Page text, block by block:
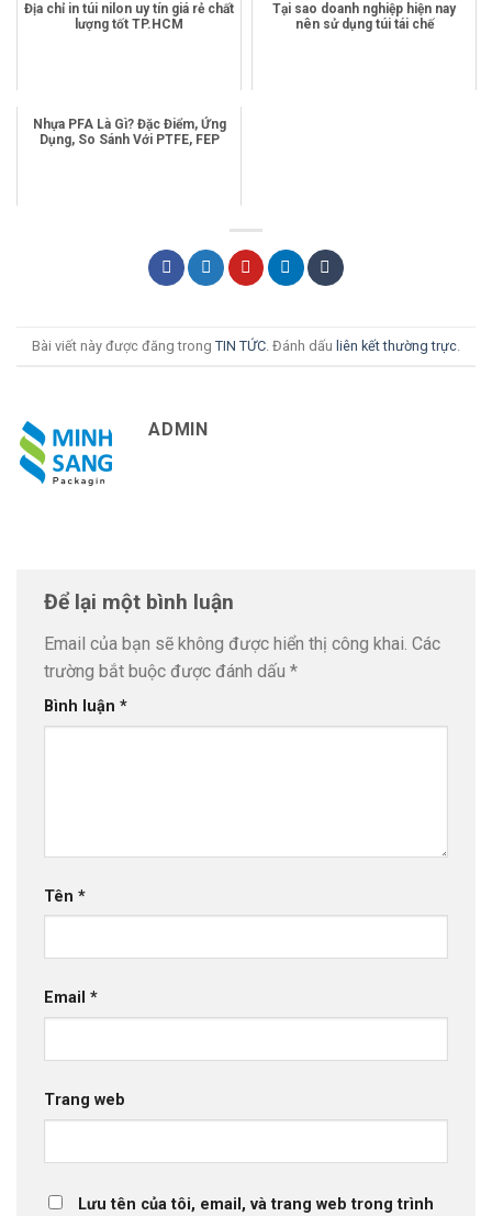
Địa chỉ in túi nilon uy tín giá rẻ chất
lượng tốt TP.HCM
Tại sao doanh nghiệp hiện nay
nên sử dụng túi tái chế
Nhựa PFA Là Gì? Đặc Điểm, Ứng
Dụng, So Sánh Với PTFE, FEP
Bài viết này được đăng trong TIN TỨC . Đánh dấu liên kết thường trực
ADMIN
Để lại một bình luận
Email của bạn sẽ không được hiển thị công khai. Các
trường bắt buộc được đánh dấu *
Bình luận *
Tên *
Email *
Trang web
Lưu tên của tôi, email, và trang web trong trình